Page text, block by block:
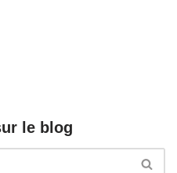
le blog